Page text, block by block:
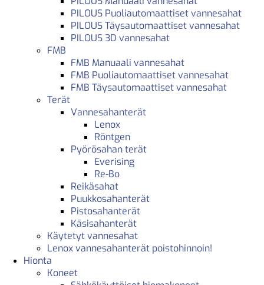
PILOUS Puoliautomaattiset vannesahat
PILOUS Täysautomaattiset vannesahat
PILOUS 3D vannesahat
FMB
FMB Manuaali vannesahat
FMB Puoliautomaattiset vannesahat
FMB Täysautomaattiset vannesahat
Terät
Vannesahanterät
Lenox
Röntgen
Pyörösahan terät
Everising
Re-Bo
Reikäsahat
Puukkosahanterät
Pistosahanterät
Käsisahanterät
Käytetyt vannesahat
Lenox vannesahanterät poistohinnoin!
Hionta
Koneet